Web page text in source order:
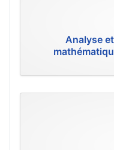
Analyse